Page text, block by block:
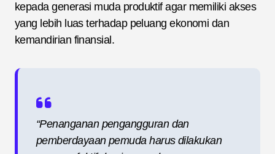
kepada generasi muda produktif agar memiliki akses
yang lebih luas terhadap peluang ekonomi dan
kemandirian finansial.
“Penanganan pengangguran dan
pemberdayaan pemuda harus dilakukan